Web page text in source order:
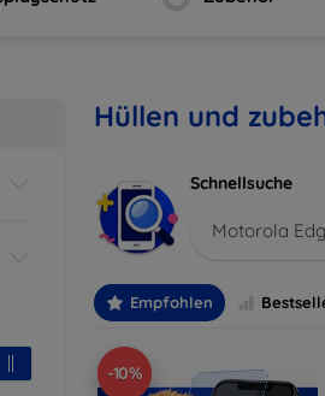
Hüllen und
Schnellsuche
Motorola
Empfohlen
-10%